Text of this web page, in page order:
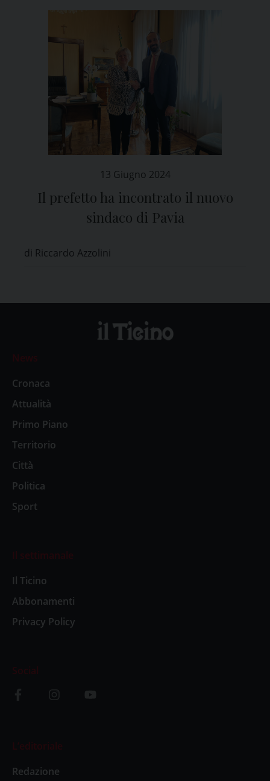
13 Giugno 2024
Il prefetto ha incontrato il nuovo
sindaco di Pavia
di Riccardo Azzolini
News
Cronaca
Attualità
Primo Piano
Territorio
Città
Politica
Sport
Il settimanale
Il Ticino
Abbonamenti
Privacy Policy
Social
L’editoriale
Redazione